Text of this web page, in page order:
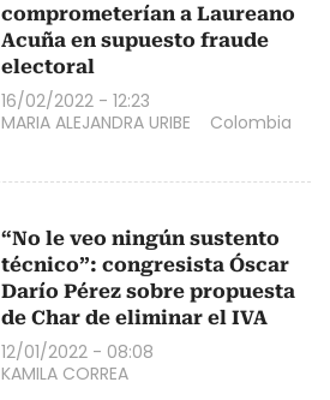
comprometerían a Laureano
Acuña en supuesto fraude
electoral
16/02/2022 - 12:23
MARIA ALEJANDRA URIBE
Colombia
“No le veo ningún sustento
técnico”: congresista Óscar
Darío Pérez sobre propuesta
de Char de eliminar el IVA
12/01/2022 - 08:08
KAMILA CORREA